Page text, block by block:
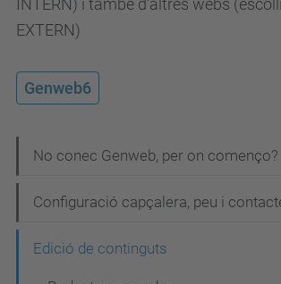
INTERN) i també d'altres webs
EXTERN)
Genweb6
a
v
No conec Genweb, per on començo?
Configuració capçalera, peu i
Edició de continguts